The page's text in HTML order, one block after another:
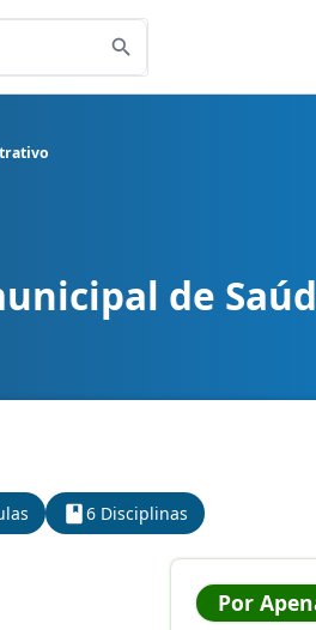
Administrativode
6 Disciplinas
Por